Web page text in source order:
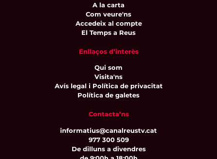
A la carta
Com veure'ns
Accedeix al compte
El Temps a Reus
Enllaços d’interès
Qui som
Visita'ns
Avís legal i Política de privacitat
Política de galetes
Contacta’ns
informatius@canalreustv.cat
977 300 509
De dilluns a divendres